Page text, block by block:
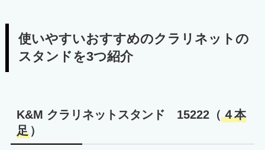
使いやすいおすすめのクラリネットの
スタンドを3つ紹介
K&M クラリネットスタンド 15222（４本
足）